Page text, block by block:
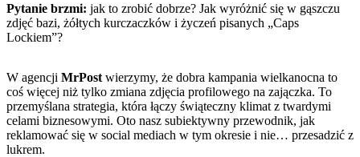
Pytanie brzmi: jak to zrobić dobrze? Jak wyróżnić się w gąszczu
zdjęć bazi, żółtych kurczaczków i życzeń pisanych „Caps
Lockiem”?
W agencji MrPost wierzymy, że dobra kampania wielkanocna to
coś więcej niż tylko zmiana zdjęcia profilowego na zajączka. To
przemyślana strategia, która łączy świąteczny klimat z twardymi
celami biznesowymi. Oto nasz subiektywny przewodnik, jak
reklamować się w social mediach w tym okresie i nie… przesadzić z
lukrem.